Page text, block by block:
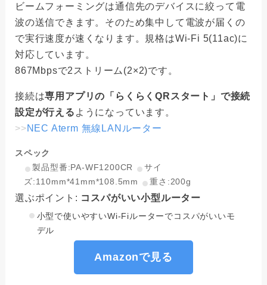
ビームフォーミングは通信先のデバイスに絞って電
波の送信できます。そのため集中して電波が届くの
で実行速度が速くなります。規格はWi-Fi 5(11ac)に
対応しています。
867Mbpsで2ストリーム(2×2)です。
接続は専用アプリの「らくらくQRスタート」で接続
設定が行える ようになっています。
>>NEC Aterm 無線LANルーター
スペック
製品型番:PA-WF1200CR
サイ
ズ:110mm*41mm*108.5mm
重さ:200g
選ぶポイント: コスパがいい小型ルーター
小型で使いやすいWi-Fiルーターでコスパがいいモ
デル
Amazonで見る